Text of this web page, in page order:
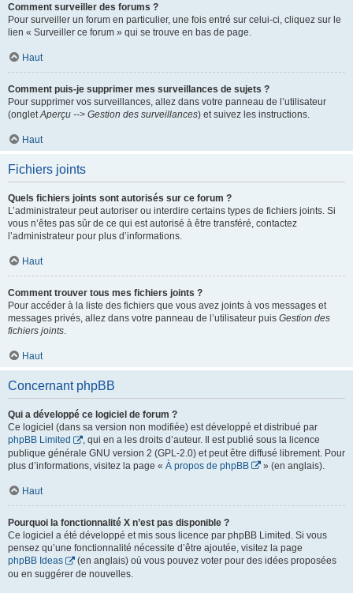
Comment surveiller des forums ?
Pour surveiller un forum en particulier, une fois entré sur celui-ci, cliquez sur le
lien « Surveiller ce forum » qui se trouve en bas de page.
Haut
Comment puis-je supprimer mes surveillances de sujets ?
Pour supprimer vos surveillances, allez dans votre panneau de l’utilisateur
(ongletAperçu --> Gestion des surveillances) et suivez les instructions.
Haut
Fichiers joints
Quels fichiers joints sont autorisés sur ce forum ?
L’administrateur peut autoriser ou interdire certains types de fichiers joints. Si
vous n’êtes pas sûr de ce qui est autorisé à être transféré, contactez
l’administrateur pour plus d’informations.
Haut
Comment trouver tous mes fichiers joints ?
Pour accéder à la liste des fichiers que vous avez joints à vos messages et
messages privés, allez dans votre panneau de l’utilisateur puis Gestion des
fichiers joints.
Haut
Concernant phpBB
Qui a développé ce logiciel de forum ?
Ce logiciel (dans sa version non modifiée) est développé et distribué par
phpBB Limited
, qui en a les droits d’auteur. Il est publié sous la licence
publique générale GNU version 2 (GPL-2.0) et peut être diffusé librement. Pour
plus d’informations, visitez la page « À propos de phpBB » (en anglais).
Haut
Pourquoi la fonctionnalité X n’est pas disponible ?
Ce logiciel a été développé et mis sous licence par phpBB Limited. Si vous
pensez qu’une fonctionnalité nécessite d’être ajoutée, visitez la page
phpBB Ideas
(en anglais) où vous pouvez voter pour des idées proposées
ou en suggérer de nouvelles.